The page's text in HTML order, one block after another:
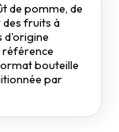
de pomme, de
des fruits à
d'origine
référence
bouteille
par